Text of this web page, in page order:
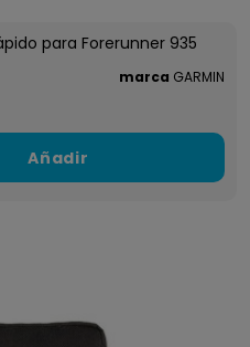
para Forerunner 935
marca GARMIN
Añadir